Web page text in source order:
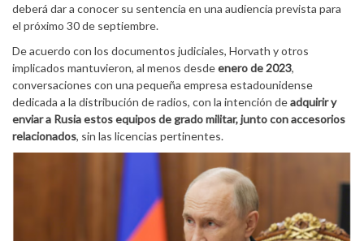
deberá dar a conocer su sentencia en una audiencia prevista para
el próximo 30 de septiembre.
De acuerdo con los documentos judiciales, Horvath y otros
implicados mantuvieron, al menos desdeenero de 2023,
conversaciones con una pequeña empresa estadounidense
dedicada a la distribución de radios, con la intención deadquirir y
enviar a Rusia estos equipos de grado militar, junto con accesorios
relacionados, sin las licencias pertinentes.